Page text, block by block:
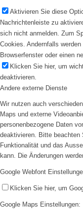
Aktivieren Sie diese
Nachrichtenleiste zu
sich nicht anmelden. Zum
Cookies. Andernfalls
Browserfenster oder einen
Klicken Sie hier, um
deaktivieren.
Andere externe Dienste
Wir nutzen auch
Maps und externe
personenbezogene Daten
deaktivieren. Bitte beachten
Funktionalität und das
kann. Die Änderungen
Google Webfont
Klicken Sie hier, um
Google Maps Einstellungen: